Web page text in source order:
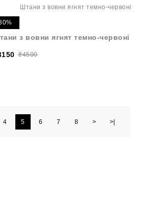
з вовни ягнят темно-червоні
₴4500
4 5 6 7 8 > >|